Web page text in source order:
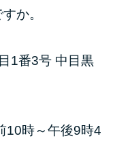
か。
1番3号 中目黒
時～午後9時4